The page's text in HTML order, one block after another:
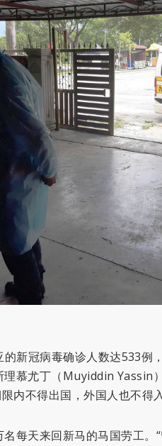
新冠病毒确诊人数达533例
理慕尤丁（Muyiddin Yassin
内不得出国，外国人也不得入
名每天来回新马的马国劳工